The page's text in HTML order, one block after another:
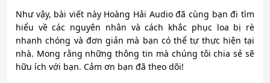
Như vậy, bài viết này Hoàng Hải Audio đã cùng bạn đi tìm
hiểu về các nguyên nhân và cách khắc phục loa bị rè
nhanh chóng và đơn giản mà bạn có thể tự thực hiện tại
nhà. Mong rằng những thông tin mà chúng tôi chia sẻ sẽ
hữu ích với bạn. Cảm ơn bạn đã theo dõi!